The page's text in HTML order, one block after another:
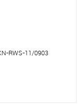
RWS-11/0903